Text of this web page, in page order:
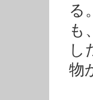
る
も
し
物